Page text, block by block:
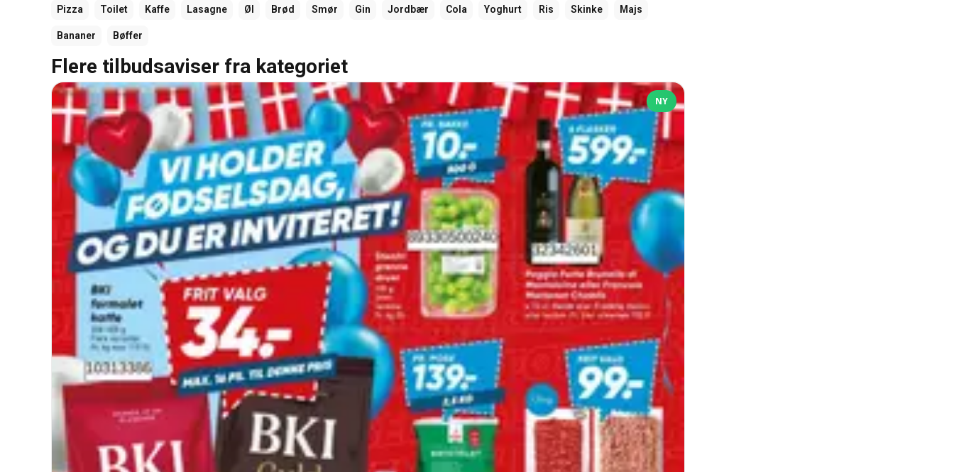
Pizza Toilet Kaffe Lasagne Øl Brød Smør Gin Jordbær Cola Yoghurt Ris Skinke Majs
Bananer Bøffer
Flere tilbudsaviser fra kategoriet
NY